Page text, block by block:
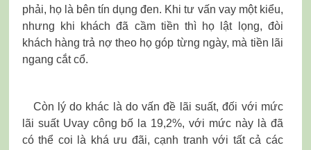
phải, họ là bên tín dụng đen. Khi tư vấn vay một kiểu,
nhưng khi khách đã cầm tiền thì họ lật lọng, đòi
khách hàng trả nợ theo họ góp từng ngày, mà tiền lãi
ngang cắt cổ.
Còn lý do khác là do vấn đề lãi suất, đối với mức
lãi suất Uvay công bố la 19,2%, với mức này là đã
có thể coi là khá ưu đãi, cạnh tranh với tất cả các